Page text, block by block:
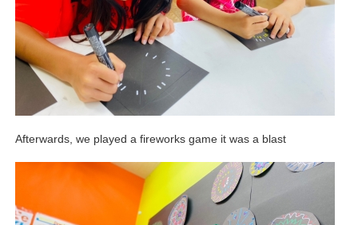
Afterwards, we played a fireworks game it was a blast